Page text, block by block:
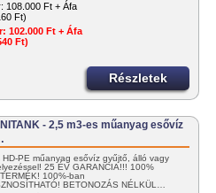
108.000 Ft + Áfa
Ft)
102.000 Ft + Áfa
Ft)
Részletek
- 2,5 m3-es műanyag esővíz
HD-PE műanyag esővíz gyűjtő, álló vagy
25 ÉV GARANCIA!!! 100%
100%-ban
BETONOZÁS NÉLKÜL…